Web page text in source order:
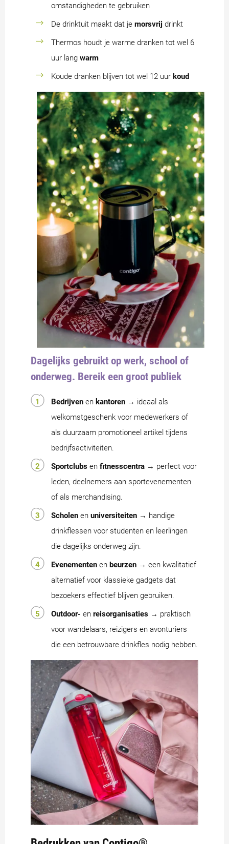
omstandigheden te gebruiken
De drinktuit maakt dat je morsvrij drinkt
Thermos houdt je warme dranken tot wel 6
uur lang warm
Koude dranken blijven tot wel 12 uur koud
Dagelijks gebruikt op werk, school of
onderweg. Bereik een groot publiek
Bedrijven en kantoren → ideaal als
welkomstgeschenk voor medewerkers of
als duurzaam promotioneel artikel tijdens
bedrijfsactiviteiten.
Sportclubs en fitnesscentra → perfect voor
leden, deelnemers aan sportevenementen
of als merchandising.
Scholen en universiteiten → handige
drinkflessen voor studenten en leerlingen
die dagelijks onderweg zijn.
Evenementen en beurzen → een kwalitatief
alternatief voor klassieke gadgets dat
bezoekers effectief blijven gebruiken.
Outdoor- en reisorganisaties → praktisch
voor wandelaars, reizigers en avonturiers
die een betrouwbare drinkfles nodig hebben.